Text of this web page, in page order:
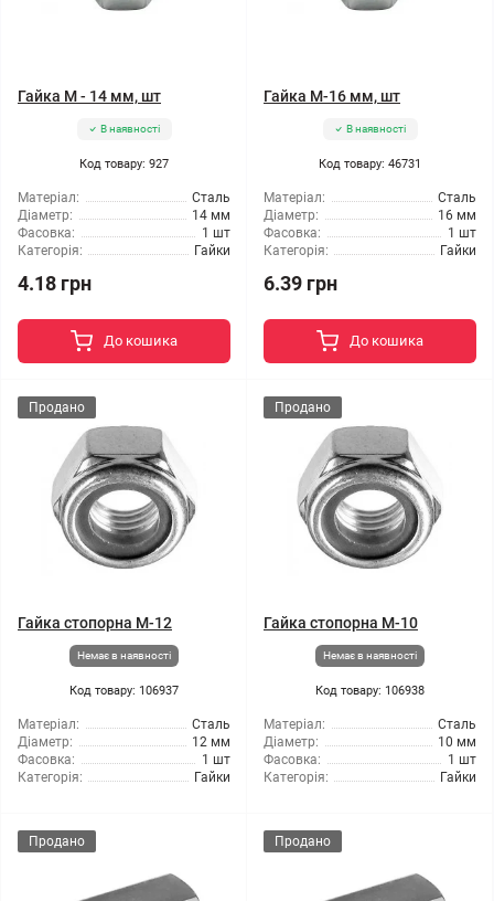
Гайка М - 14 мм, шт
В наявності
Код товару: 927
Матеріал:
Сталь
Діаметр:
14 мм
Фасовка:
1 шт
Категорія:
Гайки
4.18 грн
До кошика
Гайка М-16 мм, шт
В наявності
Код товару: 46731
Матеріал:
Сталь
Діаметр:
16 мм
Фасовка:
1 шт
Категорія:
Гайки
6.39 грн
До кошика
Продано
Гайка стопорна М-12
Немає в наявності
Код товару: 106937
Матеріал:
Сталь
Діаметр:
12 мм
Фасовка:
1 шт
Категорія:
Гайки
Продано
Гайка стопорна М-10
Немає в наявності
Код товару: 106938
Матеріал:
Сталь
Діаметр:
10 мм
Фасовка:
1 шт
Категорія:
Гайки
Продано Продано